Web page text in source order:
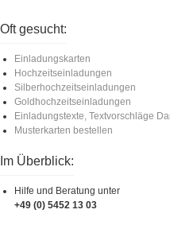
Oft gesucht:
Einladungskarten
Hochzeitseinladungen
Silberhochzeitseinladungen
Goldhochzeitseinladungen
Einladungstexte, Textvorschläge
Musterkarten bestellen
Im Überblick:
Hilfe und Beratung unter
+49 (0) 5452 13 03